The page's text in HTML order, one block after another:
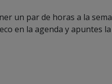
un par de horas a la
en la agenda y apuntes